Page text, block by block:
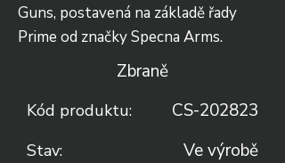
Guns, postavená na základě řady
Prime od značky Specna Arms.
Zbraně
Kód produktu: CS-202823
Stav:
Ve výrobě